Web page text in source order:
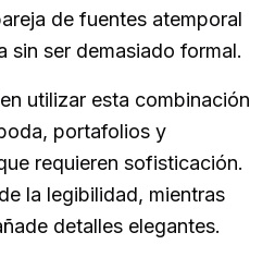
de fuentes atemporal
sin ser demasiado formal.
utilizar esta combinación
portafolios y
requieren sofisticación.
la legibilidad, mientras
detalles elegantes.